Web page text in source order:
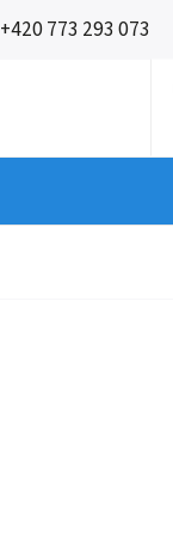
+420 773 293 073